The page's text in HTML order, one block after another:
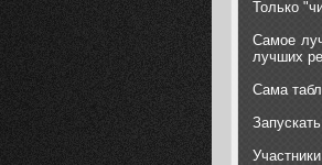
Только
Самое
лучших
Сама